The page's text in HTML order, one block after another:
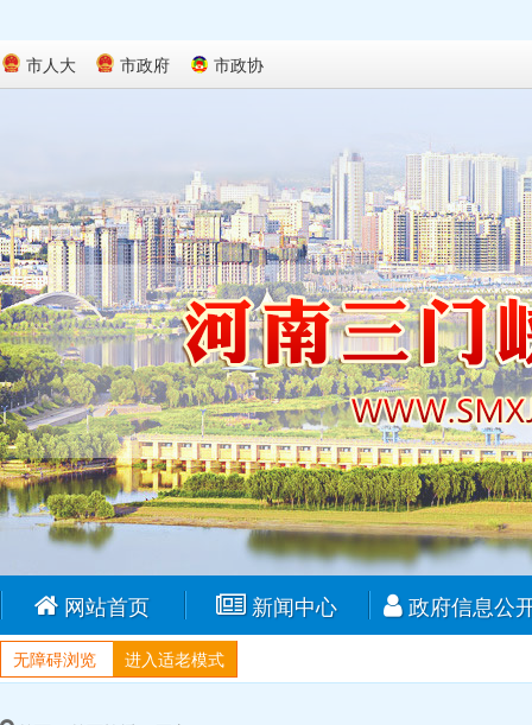
市人大 市政府 市政协
网站首页 新闻中心 政府信息公
无障碍浏览 进入适老模式